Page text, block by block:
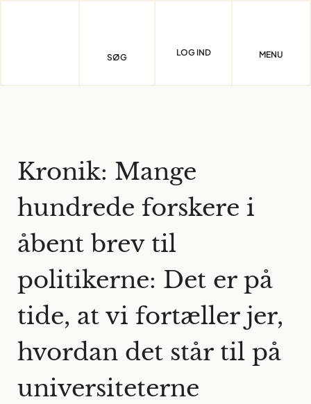
SØG LOG IND MENU
Kronik: Mange
hundrede forskere i
åbent brev til
politikerne: Det er på
tide, at vi fortæller jer,
hvordan det står til på
universiteterne